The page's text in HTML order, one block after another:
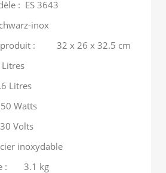
: ES 3643
inox
produit : 32 x 26 x 32.5 cm
Litres
Watts
Volts
inoxydable
: 3.1 kg